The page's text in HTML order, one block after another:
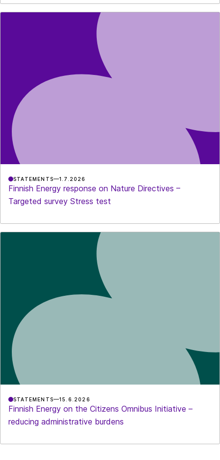
STATEMENTS 1.7.2026
Finnish Energy response on Nature Directives –
Targeted survey Stress test
STATEMENTS 15.6.2026
Finnish Energy on the Citizens Omnibus Initiative –
reducing administrative burdens